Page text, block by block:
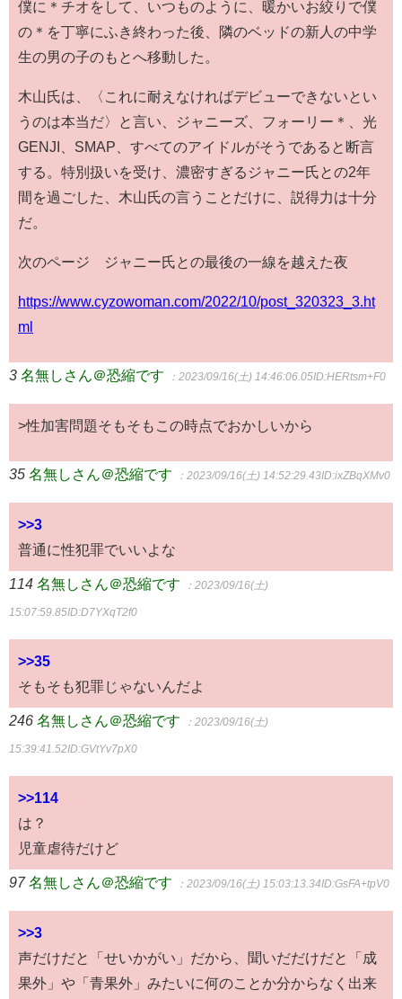
僕に＊チオをして、いつものように、暖かいお絞りで僕
の＊を丁寧にふき終わった後、隣のベッドの新人の中学
生の男の子のもとへ移動した。
木山氏は、〈これに耐えなければデビューできないとい
うのは本当だ〉と言い、ジャニーズ、フォーリー＊、光
GENJI、SMAP、すべてのアイドルがそうであると断言
する。特別扱いを受け、濃密すぎるジャニー氏との2年
間を過ごした、木山氏の言うことだけに、説得力は十分
だ。
次のページ ジャニー氏との最後の一線を越えた夜
https://www.cyzowoman.com/2022/10/post_320323_3.ht
ml
3 名無しさん＠恐縮です ：2023/09/16(土) 14:46:06.05ID:HERtsm+F0
>性加害問題そもそもこの時点でおかしいから
35 名無しさん＠恐縮です ：2023/09/16(土) 14:52:29.43ID:ixZBqXMv0
>>3
普通に性犯罪でいいよな
114 名無しさん＠恐縮です ：2023/09/16(土)
15:07:59.85ID:D7YXqT2f0
>>35
そもそも犯罪じゃないんだよ
246 名無しさん＠恐縮です ：2023/09/16(土)
15:39:41.52ID:GVtYv7pX0
>>114
は？
児童虐待だけど
97 名無しさん＠恐縮です ：2023/09/16(土) 15:03:13.34ID:GsFA+tpV0
>>3
声だけだと「せいかがい」だから、聞いだだけだと「成
果外」や「青果外」みたいに何のことか分からなく出来